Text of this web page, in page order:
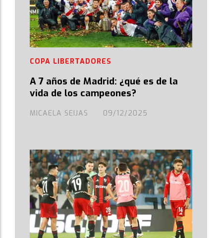
A 7 años de Madrid: ¿qué es de la
vida de los campeones?
MICAELA SEIJAS
COPA LIBERTADORES
09/12/2025